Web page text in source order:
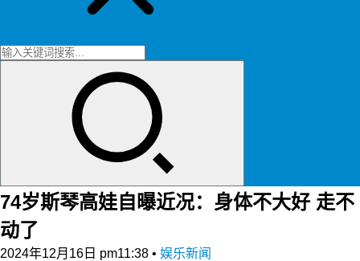
74岁斯琴高娃自曝近况：身体不大好 走不
动了
2024年12月16日 pm11:38 • 娱乐新闻